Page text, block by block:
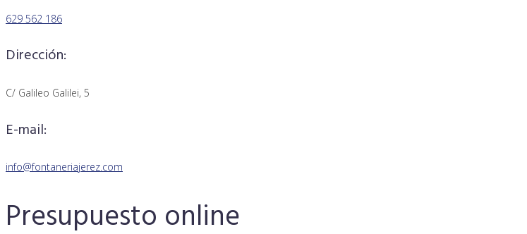
629 562 186
Dirección:
C/ Galileo Galilei, 5
E-mail:
info@fontaneriajerez.com
Presupuesto online